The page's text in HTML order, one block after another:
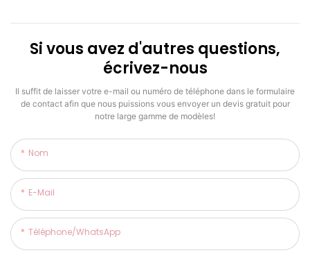
Si vous avez d'autres questions,
écrivez-nous
Il suffit de laisser votre e-mail ou numéro de téléphone dans le formulaire
de contact afin que nous puissions vous envoyer un devis gratuit pour
notre large gamme de modèles!
Nom
E-Mail
Téléphone/WhatsApp